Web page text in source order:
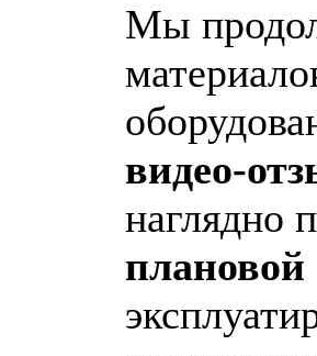
Мы
видео-
наглядно